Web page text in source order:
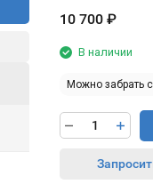
10 700 ₽
В наличии
Можно забрать